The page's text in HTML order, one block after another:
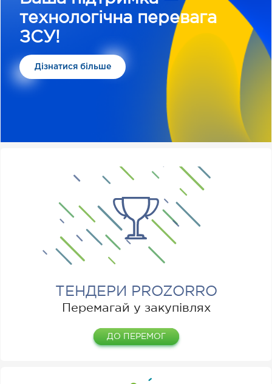
технологічна перевага
ЗСУ!
Дізнатися більше
ТЕНДЕРИ PROZORRO
Перемагай у закупівлях
ДО ПЕРЕМОГ